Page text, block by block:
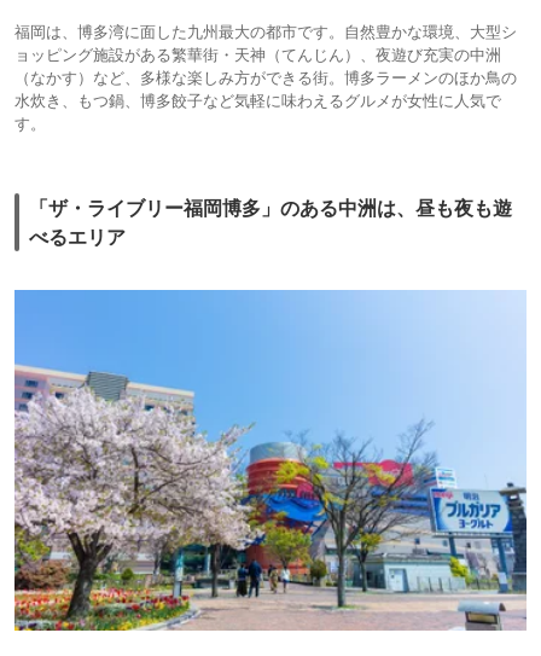
福岡は、博多湾に面した九州最大の都市です。自然豊かな環境、大型シ
ョッピング施設がある繁華街・天神（てんじん）、夜遊び充実の中洲
（なかす）など、多様な楽しみ方ができる街。博多ラーメンのほか鳥の
水炊き、もつ鍋、博多餃子など気軽に味わえるグルメが女性に人気で
す。
「ザ・ライブリー福岡博多」のある中洲は、昼も夜も遊
べるエリア